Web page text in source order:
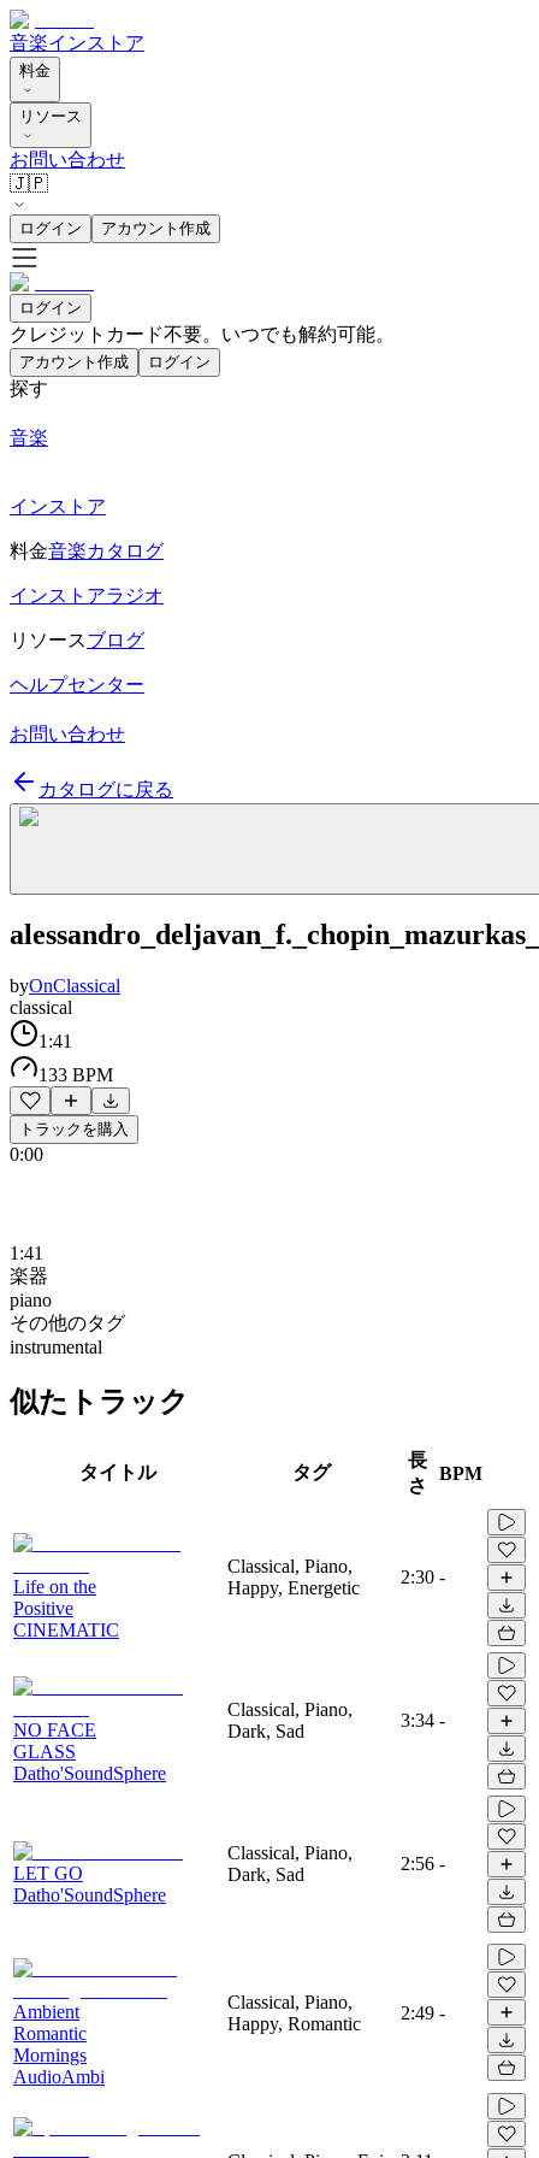
音楽インストア
料金
リソース
お問い合わせ
🇯🇵
ログイン アカウント作成
ログイン
クレジットカード不要。いつでも解約可能。
アカウント作成 ログイン
探す
音楽
インストア
料金音楽カタログ
インストアラジオ
リソースブログ
ヘルプセンター
お問い合わせ
カタログに戻る
byOnClassical
classical
1:41
133 BPM
トラックを購入
0:00
1:41
楽器
piano
その他のタグ
instrumental
似たトラック
タイトル タグ
長
さ
BPM
Life on the
Positive
CINEMATIC
Classical, Piano,
Happy, Energetic
2:30 -
NO FACE
GLASS
Datho'SoundSphere
Classical, Piano,
Dark, Sad
3:34 -
LET GO
Datho'SoundSphere
Classical, Piano,
Dark, Sad
2:56 -
Ambient
Romantic
Mornings
AudioAmbi
Classical, Piano,
Happy, Romantic
2:49 -